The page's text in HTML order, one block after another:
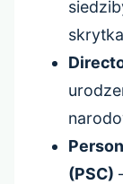
(PSC)